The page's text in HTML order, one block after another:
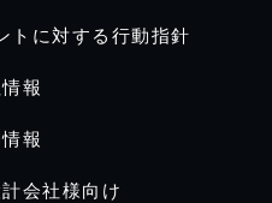
トに対する行動指針
報
報
会社様向け